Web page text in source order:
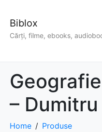
Biblox
Cărți, filme, ebooks,
– Dumitru
Home
Produse